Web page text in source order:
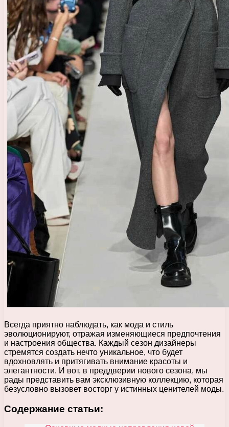
Всегда приятно наблюдать, как мода и стиль
эволюционируют, отражая изменяющиеся предпочтения
и настроения общества. Каждый сезон дизайнеры
стремятся создать нечто уникальное, что будет
вдохновлять и притягивать внимание красоты и
элегантности. И вот, в преддверии нового сезона, мы
рады представить вам эксклюзивную коллекцию, которая
безусловно вызовет восторг у истинных ценителей моды.
Содержание статьи: